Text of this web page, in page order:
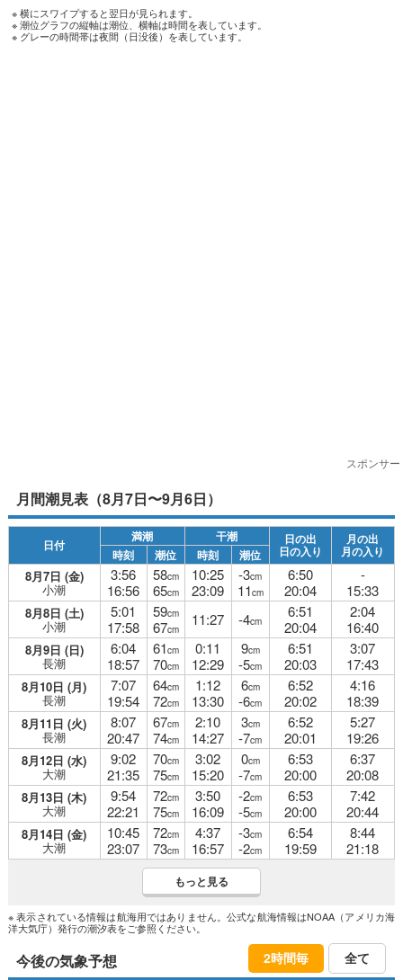
※ 横にスワイプすると翌日が見られます。
※ 潮位グラフの縦軸は潮位、横軸は時間を表しています。
※ グレーの時間帯は夜間（日没後）を表しています。
スポンサー
月間潮見表（8月7日〜9月6日）
日付
満潮 干潮 日の出
日の入り
月の出
月の入り
時刻 潮位 時刻 潮位
8月7日 (金)
小潮
3:56
16:56
58cm
65cm
10:25
23:09
-3cm
11cm
6:50
20:04
-
15:33
8月8日 (土)
小潮
5:01
17:58
59cm
67cm
11:27 -4cm
6:51
20:04
2:04
16:40
8月9日 (日)
長潮
6:04
18:57
61cm
70cm
0:11
12:29
9cm
-5cm
6:51
20:03
3:07
17:43
8月10日 (月)
長潮
7:07
19:54
64cm
72cm
1:12
13:30
6cm
-6cm
6:52
20:02
4:16
18:39
8月11日 (火)
長潮
8:07
20:47
67cm
74cm
2:10
14:27
3cm
-7cm
6:52
20:01
5:27
19:26
8月12日 (水)
大潮
9:02
21:35
70cm
75cm
3:02
15:20
0cm
-7cm
6:53
20:00
6:37
20:08
8月13日 (木)
大潮
9:54
22:21
72cm
75cm
3:50
16:09
-2cm
-5cm
6:53
20:00
7:42
20:44
8月14日 (金)
大潮
10:45
23:07
72cm
73cm
4:37
16:57
-3cm
-2cm
6:54
19:59
8:44
21:18
もっと見る
※ 表示されている情報は航海用ではありません。公式な航海情報はNOAA（アメリカ海
洋大気庁）発行の潮汐表をご参照ください。
今後の気象予想 2時間毎 全て